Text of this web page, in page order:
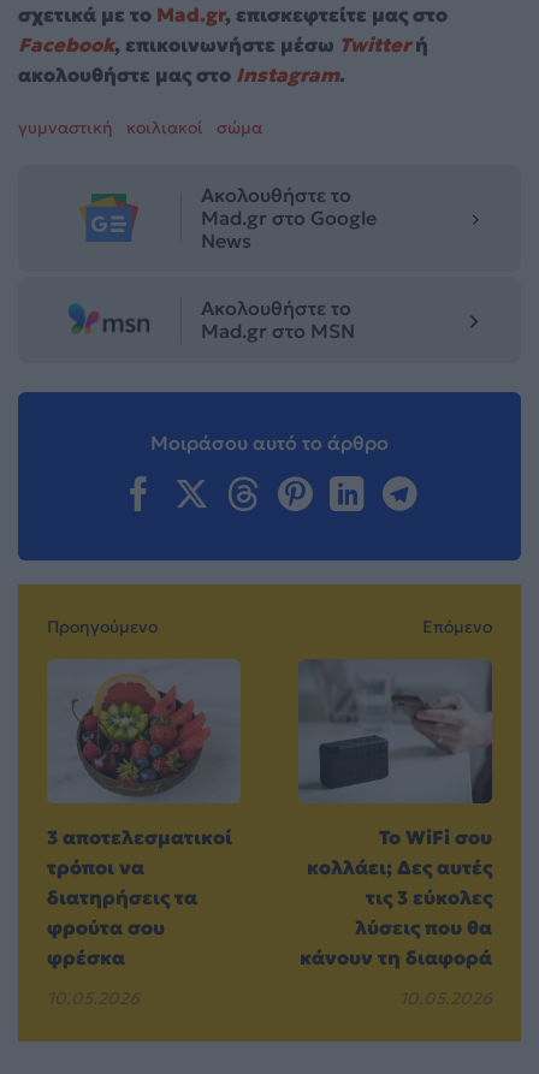
σχετικά με το Mad.gr, επισκεφτείτε μας στο
Facebook, επικοινωνήστε μέσω Twitterή
ακολουθήστε μας στο Instagram.
γυμναστική κοιλιακοί σώμα
Ακολουθήστε το
Mad.gr στο Google
News
Ακολουθήστε το
Mad.gr στο MSN
Μοιράσου αυτό το άρθρο
Προηγούμενο
3 αποτελεσματικοί
τρόποι να
διατηρήσεις τα
φρούτα σου
φρέσκα
10.05.2026
Επόμενο
Το WiFi σου
κολλάει; Δες αυτές
τις 3 εύκολες
λύσεις που θα
κάνουν τη διαφορά
10.05.2026